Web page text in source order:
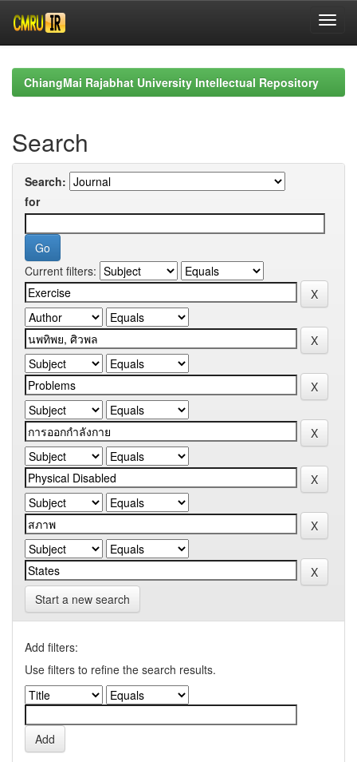
navigationChiangMai Rajabhat University Intellectual Repository
Search
Search:
for
Current filters:
Start a new search
Add filters:
Use filters to refine the search results.